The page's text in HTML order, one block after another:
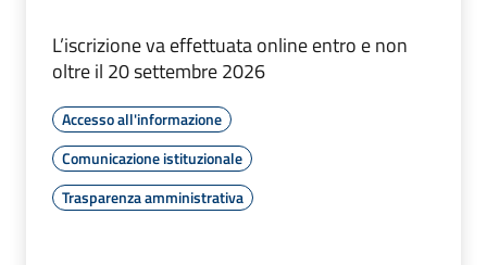
L’iscrizione va effettuata online entro e non
oltre il 20 settembre 2026
Accesso all'informazione
Comunicazione istituzionale
Trasparenza amministrativa